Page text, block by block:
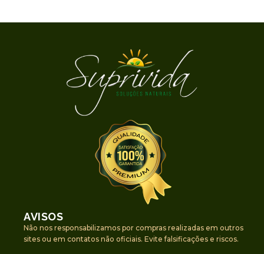
AVISOS
Não nos responsabilizamos por compras realizadas em outros
sites ou em contatos não oficiais. Evite falsificações e riscos.